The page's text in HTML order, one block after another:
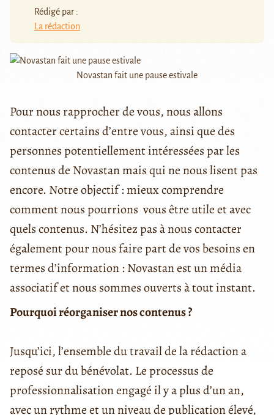
Rédigé par :
La rédaction
Novastan fait une pause estivale
Pour nous rapprocher de vous, nous allons
contacter certains d’entre vous, ainsi que des
personnes potentiellement intéressées par les
contenus de Novastan mais qui ne nous lisent pas
encore. Notre objectif : mieux comprendre
comment nous pourrions vous être utile et avec
quels contenus. N’hésitez pas à nous contacter
également pour nous faire part de vos besoins en
termes d’information : Novastan est un média
associatif et nous sommes ouverts à tout instant.
Pourquoi réorganiser nos contenus ?
Jusqu’ici, l’ensemble du travail de la rédaction a
reposé sur du bénévolat. Le processus de
professionnalisation engagé il y a plus d’un an,
avec un rythme et un niveau de publication élevé,